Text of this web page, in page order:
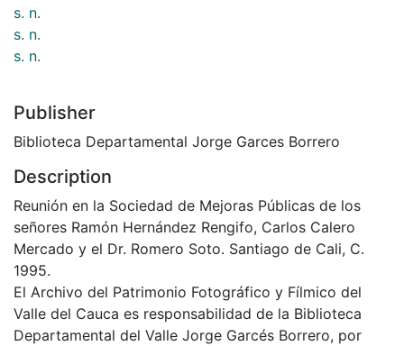
s. n.
s. n.
s. n.
Publisher
Biblioteca Departamental Jorge Garces Borrero
Description
Reunión en la Sociedad de Mejoras Públicas de los
señores Ramón Hernández Rengifo, Carlos Calero
Mercado y el Dr. Romero Soto. Santiago de Cali, C.
1995.
El Archivo del Patrimonio Fotográfico y Fílmico del
Valle del Cauca es responsabilidad de la Biblioteca
Departamental del Valle Jorge Garcés Borrero, por